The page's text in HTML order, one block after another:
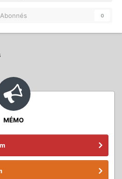
Abonnés 0
MÉMO